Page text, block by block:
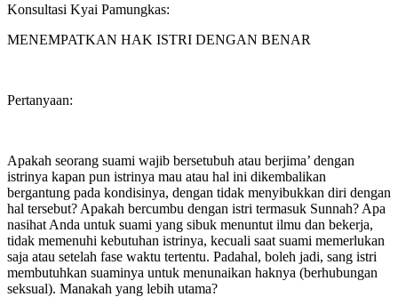
Konsultasi Kyai Pamungkas:
MENEMPATKAN HAK ISTRI DENGAN BENAR
Pertanyaan:
Apakah seorang suami wajib bersetubuh atau berjima’ dengan
istrinya kapan pun istrinya mau atau hal ini dikembalikan
bergantung pada kondisinya, dengan tidak menyibukkan diri dengan
hal tersebut? Apakah bercumbu dengan istri termasuk Sunnah? Apa
nasihat Anda untuk suami yang sibuk menuntut ilmu dan bekerja,
tidak memenuhi kebutuhan istrinya, kecuali saat suami memerlukan
saja atau setelah fase waktu tertentu. Padahal, boleh jadi, sang istri
membutuhkan suaminya untuk menunaikan haknya (berhubungan
seksual). Manakah yang lebih utama?